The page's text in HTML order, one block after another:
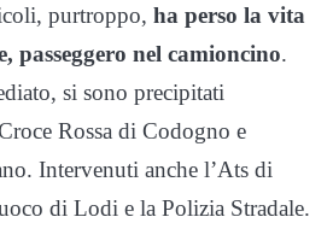
purtroppo, ha perso la vita
passeggero nel camioncino.
si sono precipitati
Rossa di Codogno e
Intervenuti anche l’Ats di
di Lodi e la Polizia Stradale.